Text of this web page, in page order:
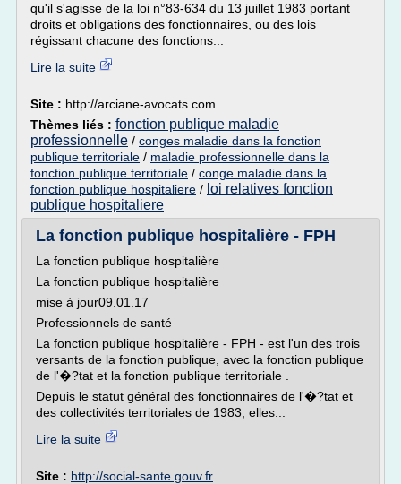
qu'il s'agisse de la loi n°83-634 du 13 juillet 1983 portant
droits et obligations des fonctionnaires, ou des lois
régissant chacune des fonctions...
Lire la suite
Site : http://arciane-avocats.com
Thèmes liés : fonction publique maladie
professionnelle / conges maladie dans la fonction
publique territoriale / maladie professionnelle dans la
fonction publique territoriale / conge maladie dans la
fonction publique hospitaliere / loi relatives fonction
publique hospitaliere
La fonction publique hospitalière - FPH
La fonction publique hospitalière
La fonction publique hospitalière
mise à jour09.01.17
Professionnels de santé
La fonction publique hospitalière - FPH - est l'un des trois
versants de la fonction publique, avec la fonction publique
de l'�?tat et la fonction publique territoriale .
Depuis le statut général des fonctionnaires de l'�?tat et
des collectivités territoriales de 1983, elles...
Lire la suite
Site : http://social-sante.gouv.fr